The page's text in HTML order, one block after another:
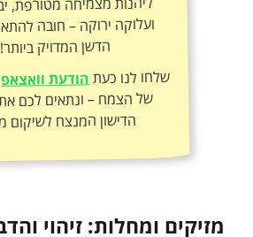
הדשן המדויק ביותר!
שלחו לנו כעתהודעת וואצאפ
הדישון המנצח לשיקום
מזיקים ומחלות: זיהוי